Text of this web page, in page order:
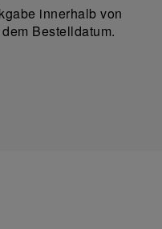
innerhalb von
Bestelldatum.